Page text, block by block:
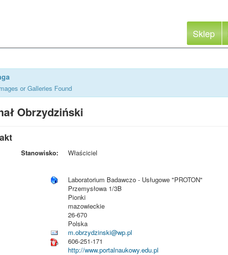
Sklep
or Galleries Found
Obrzydziński
Stanowisko: Właściciel
Laboratorium Badawczo - Usługowe "PROTON"
Przemysłowa 1/3B
Pionki
mazowieckie
26-670
Polska
m.obrzydzinski@wp.pl
606-251-171
http://www.portalnaukowy.edu.pl